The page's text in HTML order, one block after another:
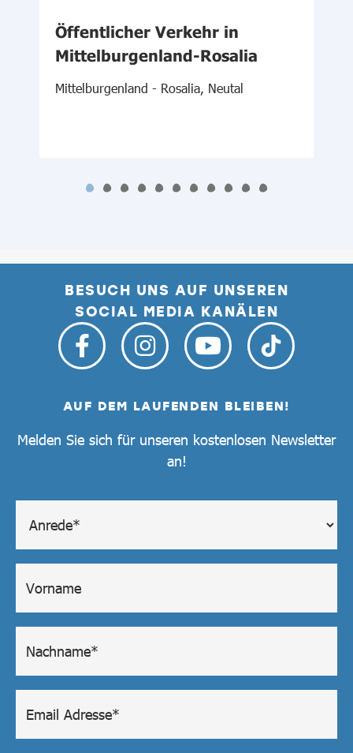
Öffentlicher Verkehr in
Mittelburgenland-Rosalia
Mittelburgenland - Rosalia, Neutal
BESUCH UNS AUF UNSEREN
SOCIAL MEDIA KANÄLEN
AUF DEM LAUFENDEN BLEIBEN!
Melden Sie sich für unseren kostenlosen Newsletter
an!